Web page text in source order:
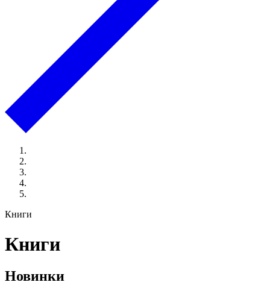
Книги
Книги
Новинки